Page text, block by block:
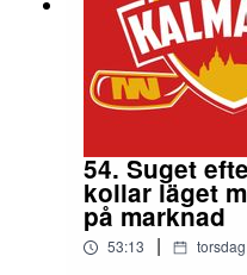
54. Suget
kollar läget
på marknad
53:13 |